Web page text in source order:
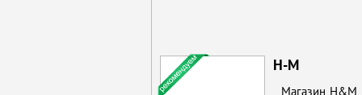
H-M
Ма­га­зин H&M